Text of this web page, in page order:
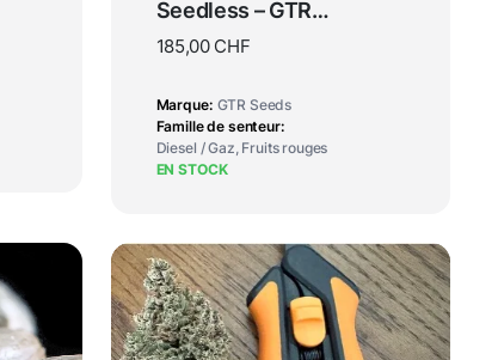
Seedless – GTR
Seeds
185,00 CHF
Marque GTR Seeds
Famille de senteur
Diesel / Gaz, Fruits rouges
EN STOCK